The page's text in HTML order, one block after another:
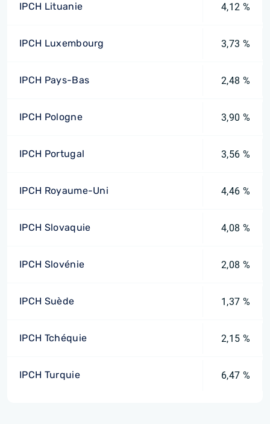
IPCH Lituanie 4,12 %
IPCH Luxembourg 3,73 %
IPCH Pays-Bas 2,48 %
IPCH Pologne 3,90 %
IPCH Portugal 3,56 %
IPCH Royaume-Uni 4,46 %
IPCH Slovaquie 4,08 %
IPCH Slovénie 2,08 %
IPCH Suède 1,37 %
IPCH Tchéquie 2,15 %
IPCH Turquie 6,47 %